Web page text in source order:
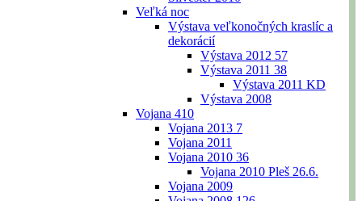
Veľká noc
Výstava veľkonočných kraslíc a
dekorácií
Výstava 2012 57
Výstava 2011 38
Výstava 2011 KD
Výstava 2008
Vojana 410
Vojana 2013 7
Vojana 2011
Vojana 2010 36
Vojana 2010 Pleš 26.6.
Vojana 2009